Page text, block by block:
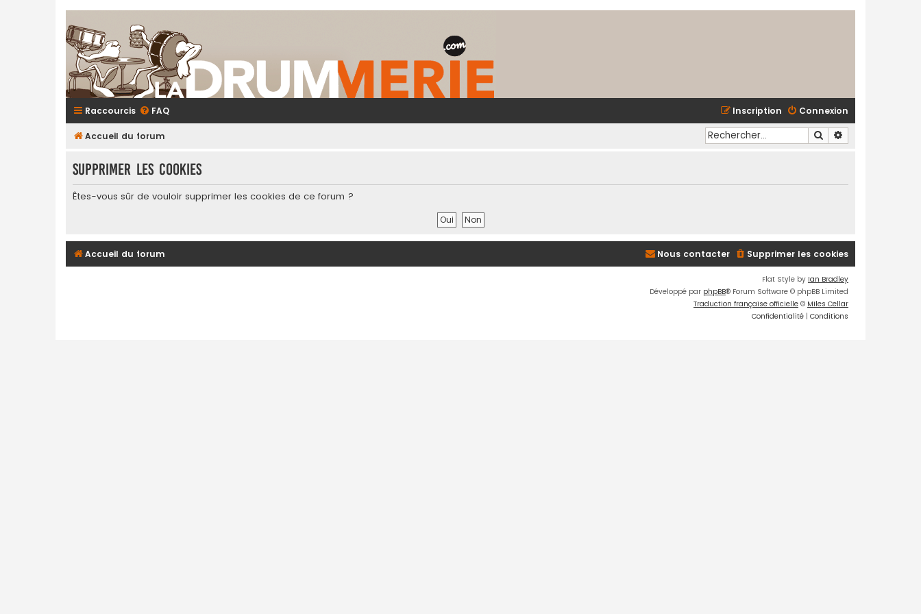
Raccourcis FAQ Connexion
Inscription
Accueil du forum Rechercher
Supprimer les cookies
Êtes-vous sûr de vouloir supprimer les cookies de ce forum ?
Accueil du forum Supprimer les cookies
Nous contacter
Flat Style by Ian Bradley
Développé par phpBB® Forum Software © phpBB Limited
Traduction française officielle © Miles Cellar
Confidentialité | Conditions